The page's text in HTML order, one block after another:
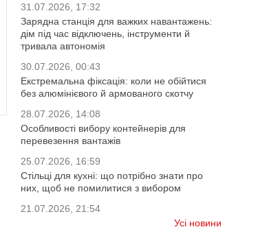
31.07.2026, 17:32
Зарядна станція для важких навантажень:
дім під час відключень, інструменти й
тривала автономія
30.07.2026, 00:43
Екстремальна фіксація: коли не обійтися
без алюмінієвого й армованого скотчу
28.07.2026, 14:08
Особливості вибору контейнерів для
перевезення вантажів
25.07.2026, 16:59
Стільці для кухні: що потрібно знати про
них, щоб не помилитися з вибором
21.07.2026, 21:54
Усі новини